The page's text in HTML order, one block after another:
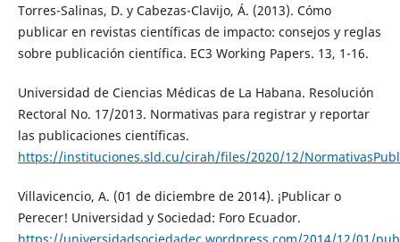
Torres-Salinas, D. y Cabezas-Clavijo, Á. (2013). Cómo
publicar en revistas científicas de impacto: consejos y reglas
sobre publicación científica. EC3 Working Papers. 13, 1-16.
Universidad de Ciencias Médicas de La Habana. Resolución
Rectoral No. 17/2013. Normativas para registrar y reportar
las publicaciones científicas.
https://instituciones.sld.cu/cirah/files/2020/12/
Villavicencio, A. (01 de diciembre de 2014). ¡Publicar o
Perecer! Universidad y Sociedad: Foro Ecuador.